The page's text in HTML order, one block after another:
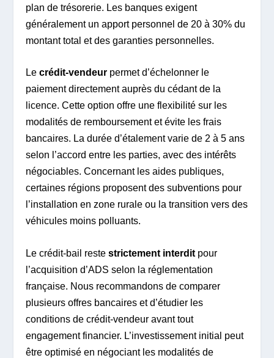
plan de trésorerie. Les banques exigent
généralement un apport personnel de 20 à 30% du
montant total et des garanties personnelles.
Lecrédit-vendeur permet d’échelonner le
paiement directement auprès du cédant de la
licence. Cette option offre une flexibilité sur les
modalités de remboursement et évite les frais
bancaires. La durée d’étalement varie de 2 à 5 ans
selon l’accord entre les parties, avec des intérêts
négociables. Concernant les aides publiques,
certaines régions proposent des subventions pour
l’installation en zone rurale ou la transition vers des
véhicules moins polluants.
Le crédit-bail restestrictement interdit pour
l’acquisition d’ADS selon la réglementation
française. Nous recommandons de comparer
plusieurs offres bancaires et d’étudier les
conditions de crédit-vendeur avant tout
engagement financier. L’investissement initial peut
être optimisé en négociant les modalités de